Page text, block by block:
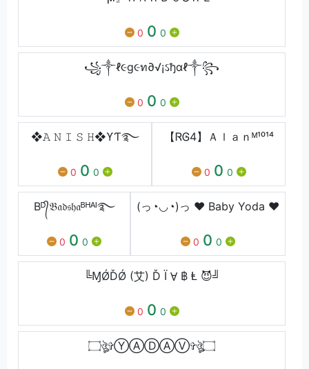
0 0 0
꧁༒ℓ૯g૯ท∂√¡ઽђαℓ༒꧂
0 0 0
❖𝙰 𝙽 𝙸 𝚂 𝙷❖ϒƬ࿐
0 0 0
【ᏒᎶ4】Ａｌａｎᴹ¹⁰¹⁴
0 0 0
Bᴰ᭄𝔅𝔞𝔡𝔰𝔥𝔞ᴮᴴᴬᴵ࿐
0 0 0
(っ◔◡◔)っ ♥ Baby Yoda ♥
0 0 0
╚ⱮǾĎǾ (艾) Ď Ϊ Ɐ ฿ Ⱡ 😈╝
0 0 0
۝ঔৣ✞ⓎⒶⒹⒶⓋ✞ঔৣ۝